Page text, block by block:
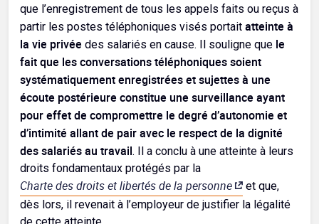
que l’enregistrement de tous les appels faits ou reçus à
partir les postes téléphoniques visés portait atteinte à
la vie privée des salariés en cause. Il souligne que le
fait que les conversations téléphoniques soient
systématiquement enregistrées et sujettes à une
écoute postérieure constitue une surveillance ayant
pour effet de compromettre le degré d’autonomie et
d’intimité allant de pair avec le respect de la dignité
des salariés au travail. Il a conclu à une atteinte à leurs
droits fondamentaux protégés par la
Charte des droits et libertés de la personne
et que,
dès lors, il revenait à l’employeur de justifier la légalité